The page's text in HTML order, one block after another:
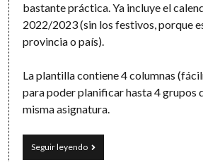
bastante práctica. Ya incluye el
2022/2023 (sin los festivos, porque
provincia o país).
La plantilla contiene 4 columnas
para poder planificar hasta 4 grupos
misma asignatura.
Seguir leyendoCalendario
2022/2023